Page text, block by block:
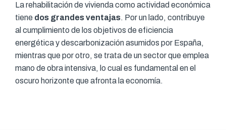
La rehabilitación de vivienda como actividad económica
tiene dos grandes ventajas. Por un lado, contribuye
al cumplimiento de los objetivos de eficiencia
energética y descarbonización asumidos por España,
mientras que por otro, se trata de un sector que emplea
mano de obra intensiva, lo cual es fundamental en el
oscuro horizonte que afronta la economía.